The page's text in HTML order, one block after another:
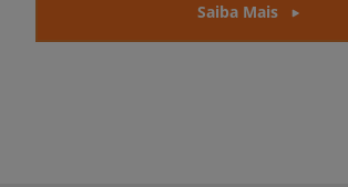
Saiba Mais